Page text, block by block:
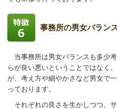
事務所の男女バラン
当事務所は男女バランスも多少
らが良い悪いということではなく
が、考え方や細やかさなど男女で
っております。
それぞれの良さを生かしつつ、